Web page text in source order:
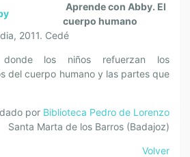
Aprende con Abby. El
cuerpo humano
2011. Cedé
los niños refuerzan los
del cuerpo humano y las partes que
por Biblioteca Pedro de Lorenzo
Santa Marta de los Barros (Badajoz)
Volver